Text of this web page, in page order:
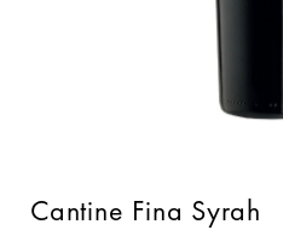
Cantine Fina Syrah